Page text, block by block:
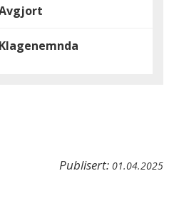
Klagenemnda
Publisert: 01.04.2025